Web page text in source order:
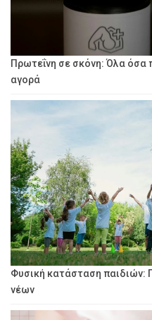
Πρωτεΐνη σε σκόνη: Όλα όσα
αγορά
Φυσική κατάσταση παιδιών:
νέων